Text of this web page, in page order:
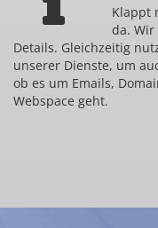
Klappt
da.
Details. Gleichzeitig
unserer Dienste, um
ob es um Emails,
Webspace geht.